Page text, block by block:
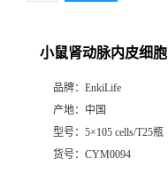
小鼠肾动脉内皮细胞
品牌： EnkiLife
产地： 中国
型号： 5×105 cells/T25瓶
货号： CYM0094